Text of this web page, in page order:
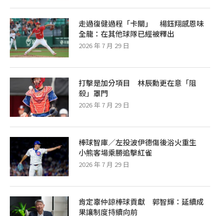
走過復健過程「卡關」 楊鈺翔感恩味
全龍：在其他球隊已經被釋出
2026 年 7 月 29 日
打擊是加分項目 林辰勳更在意「阻
殺」罩門
2026 年 7 月 29 日
棒球智庫／左投波伊德傷後浴火重生
小熊客場乘勝追擊紅雀
2026 年 7 月 29 日
肯定辜仲諒棒球貢獻 郭智輝：延續成
果讓制度持續向前